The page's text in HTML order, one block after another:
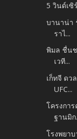
5 วินด์เซิ
บานาน่า
ราไ...
พิมล ชื่นช
เวที...
เก็ทจี ดว
UFC...
โครงกา
ฐานมิก
โรงพยา